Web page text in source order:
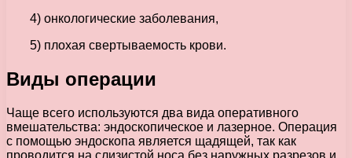
4) онкологические заболевания,
5) плохая свертываемость крови.
Виды операции
Чаще всего используются два вида оперативного
вмешательства: эндоскопическое и лазерное. Операция
с помощью эндоскопа является щадящей, так как